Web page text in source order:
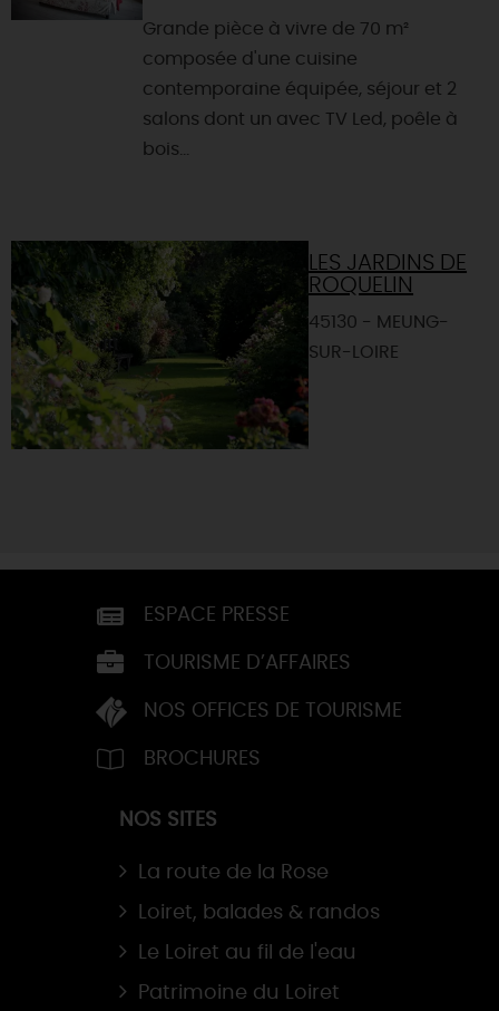
Grande pièce à vivre de 70 m²
composée d'une cuisine
contemporaine équipée, séjour et 2
salons dont un avec TV Led, poêle à
bois...
LES JARDINS DE
ROQUELIN
45130 - MEUNG-
SUR-LOIRE
ESPACE PRESSE
TOURISME D’AFFAIRES
NOS OFFICES DE TOURISME
BROCHURES
NOS SITES
La route de la Rose
Loiret, balades & randos
Le Loiret au fil de l'eau
Patrimoine du Loiret